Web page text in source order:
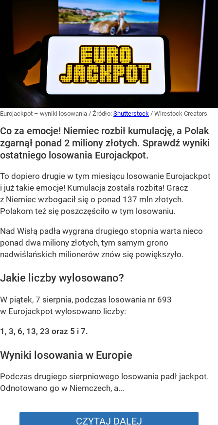
Eurojackpot – wyniki losowania / Źródło: Shutterstock / Wirestock Creators
Co za emocje! Niemiec rozbił kumulację, a Polak
zgarnął ponad 2 miliony złotych. Sprawdź wyniki
ostatniego losowania Eurojackpot.
To dopiero drugie w tym miesiącu losowanie Eurojackpot
i już takie emocje! Kumulacja została rozbita! Gracz
z Niemiec wzbogacił się o ponad 137 mln złotych.
Polakom też się poszczęściło w tym losowaniu.
Nad Wisłą padła wygrana drugiego stopnia warta nieco
ponad dwa miliony złotych, tym samym grono
nadwiślańskich milionerów znów się powiększyło.
Jakie liczby wylosowano?
W piątek, 7 sierpnia, podczas losowania nr 693
w Eurojackpot wylosowano liczby:
1, 3, 6, 13, 23 oraz 5 i 7.
Wyniki losowania w Europie
Podczas drugiego sierpniowego losowania padł jackpot.
Odnotowano go w Niemczech, a...
CZYTAJ DALEJ